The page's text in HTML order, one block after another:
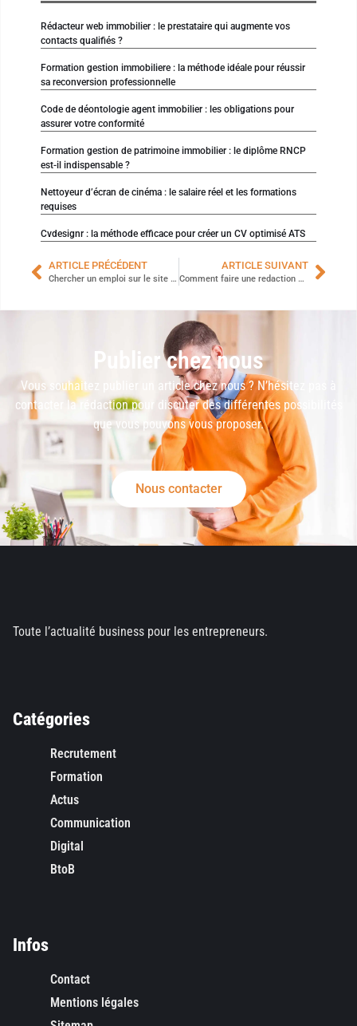
Rédacteur web immobilier : le prestataire qui augmente vos
contacts qualifiés ?
Formation gestion immobiliere : la méthode idéale pour réussir
sa reconversion professionnelle
Code de déontologie agent immobilier : les obligations pour
assurer votre conformité
Formation gestion de patrimoine immobilier : le diplôme RNCP
est-il indispensable ?
Nettoyeur d’écran de cinéma : le salaire réel et les formations
requises
Cvdesignr : la méthode efficace pour créer un CV optimisé ATS
ARTICLE PRÉCÉDENT
Chercher un emploi sur le site Jobmarketingvente.com
ARTICLE SUIVANT
Comment faire une redaction web pour votre blog ?
Publier chez nous
Vous souhaitez publier un article chez nous ? N’hésitez pas à
contacter la rédaction pour discuter des différentes possibilités
que vous pouvons vous proposer.
Nous contacter
Toute l’actualité business pour les entrepreneurs.
Catégories
Recrutement
Formation
Actus
Communication
Digital
BtoB
Infos
Contact
Mentions légales